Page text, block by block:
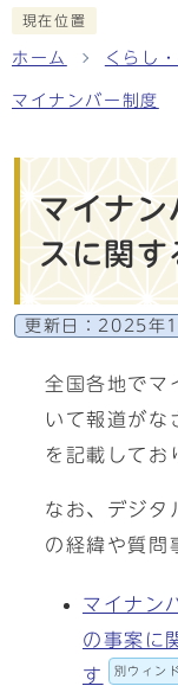
現在位置
ホーム くらし
マイナンバー制度
マイナン
スに関す
更新日： 2025年
全国各地でマ
いて報道がな
を記載してお
なお、デジタ
の経緯や質問
マイナン
の事案に
す
別ウィン